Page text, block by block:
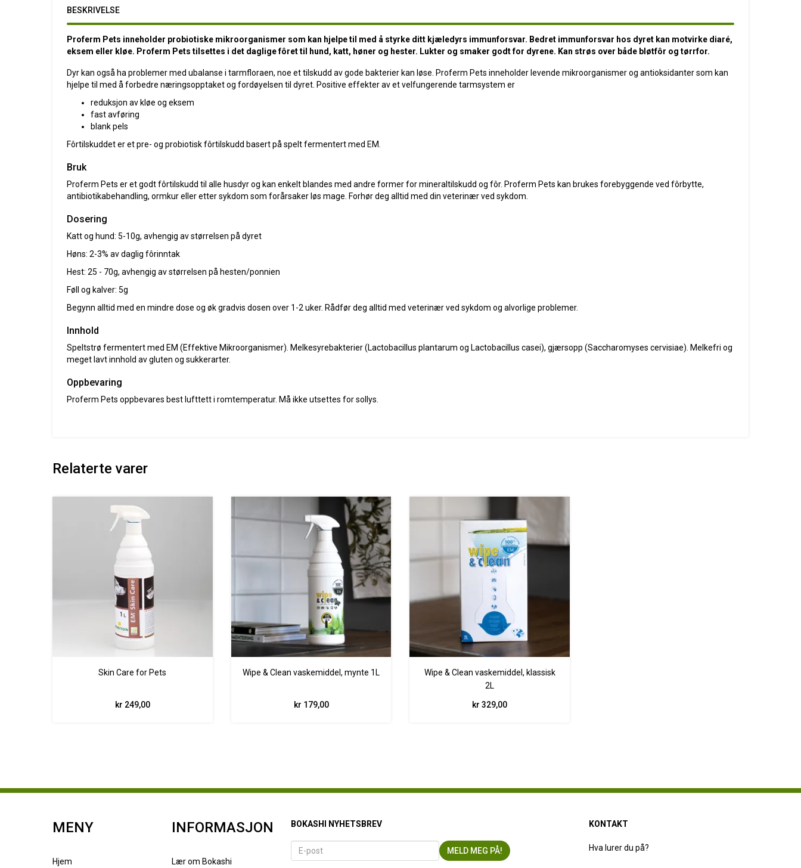
BESKRIVELSE
Proferm Pets inneholder probiotiske mikroorganismer som kan hjelpe til med å styrke ditt kjæledyrs immunforsvar. Bedret immunforsvar hos dyret kan motvirke diaré,
eksem eller kløe. Proferm Pets tilsettes i det daglige fôret til hund, katt, høner og hester. Lukter og smaker godt for dyrene. Kan strøs over både bløtfôr og tørrfor.
Dyr kan også ha problemer med ubalanse i tarmfloraen, noe et tilskudd av gode bakterier kan løse. Proferm Pets inneholder levende mikroorganismer og antioksidanter som kan
hjelpe til med å forbedre næringsopptaket og fordøyelsen til dyret. Positive effekter av et velfungerende tarmsystem er
reduksjon av kløe og eksem
fast avføring
blank pels
Fôrtilskuddet er et pre- og probiotisk fôrtilskudd basert på spelt fermentert med EM.
Bruk
Proferm Pets er et godt fôrtilskudd til alle husdyr og kan enkelt blandes med andre former for mineraltilskudd og fôr. Proferm Pets kan brukes forebyggende ved fôrbytte,
antibiotikabehandling, ormkur eller etter sykdom som forårsaker løs mage. Forhør deg alltid med din veterinær ved sykdom.
Dosering
Katt og hund: 5-10g, avhengig av størrelsen på dyret
Høns: 2-3% av daglig fôrinntak
Hest: 25 - 70g, avhengig av størrelsen på hesten/ponnien
Føll og kalver: 5g
Begynn alltid med en mindre dose og øk gradvis dosen over 1-2 uker. Rådfør deg alltid med veterinær ved sykdom og alvorlige problemer.
Innhold
Speltstrø fermentert med EM (Effektive Mikroorganismer). Melkesyrebakterier (Lactobacillus plantarum og Lactobacillus casei), gjærsopp (Saccharomyses cervisiae). Melkefri og
meget lavt innhold av gluten og sukkerarter.
Oppbevaring
Proferm Pets oppbevares best lufttett i romtemperatur. Må ikke utsettes for sollys.
Relaterte varer
Skin Care for Pets
kr 249,00
Wipe & Clean vaskemiddel, mynte 1L
kr 179,00
Wipe & Clean vaskemiddel, klassisk
2L
kr 329,00
MENY
Hjem
INFORMASJON
Lær om Bokashi
BOKASHI NYHETSBREV KONTAKT
Hva lurer du på?